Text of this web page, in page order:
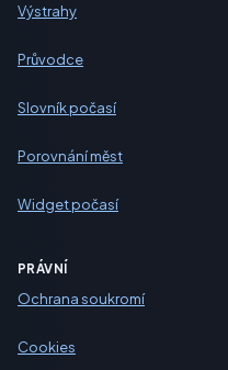
Výstrahy
Průvodce
Slovník počasí
Porovnání měst
Widget počasí
PRÁVNÍ
Ochrana soukromí
Cookies